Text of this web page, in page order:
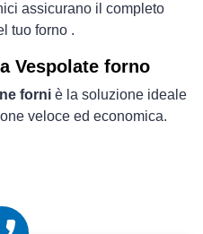
assicurano il completo
tuo forno .
Vespolate forno
forniè la soluzione ideale
veloce ed economica.